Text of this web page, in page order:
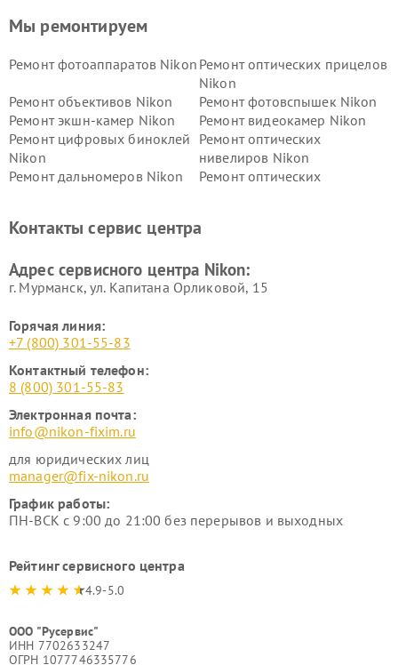
Мы ремонтируем
Ремонт фотоаппаратов Nikon Ремонт оптических прицелов
Nikon
Ремонт объективов Nikon
Ремонт фотовспышек Nikon
Ремонт экшн-камер Nikon
Ремонт видеокамер Nikon
Ремонт цифровых биноклей
Nikon
Ремонт оптических
нивелиров Nikon
Ремонт дальномеров Nikon
Ремонт оптических
Контакты сервис центра
Адрес сервисного центра Nikon:
г. Мурманск, ул. Капитана Орликовой, 15
Горячая линия:
+7 (800) 301-55-83
Контактный телефон:
8 (800) 301-55-83
Электронная почта:
info@nikon-fixim.ru
для юридических лиц
manager@fix-nikon.ru
График работы:
ПН-ВСК с 9:00 до 21:00 без перерывов и выходных
Рейтинг сервисного центра
4.9-5.0
ООО "Русервис"
ИНН 7702633247
ОГРН 1077746335776